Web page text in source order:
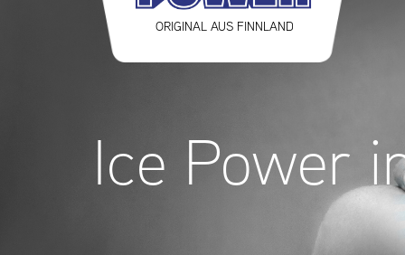
ORIGINAL AUS FINNLAND
Ice Power